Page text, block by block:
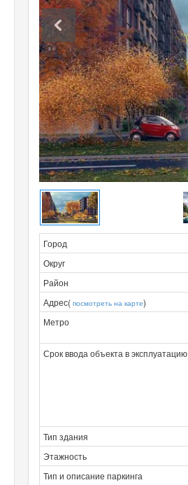
Город
Округ
Район
Адрес( посмотреть на карте)
Метро
Срок ввода объекта в эксплуатацию
Тип здания
Этажность
Тип и описание паркинга